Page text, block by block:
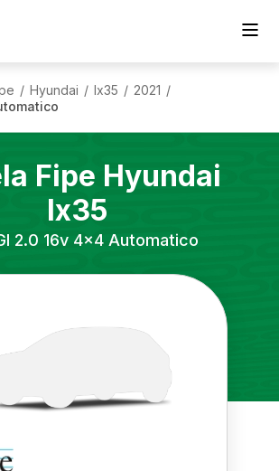
/ Hyundai / Ix35 / 2021 /
Fipe Hyundai
Ix35
2.0 16v 4x4 Automatico